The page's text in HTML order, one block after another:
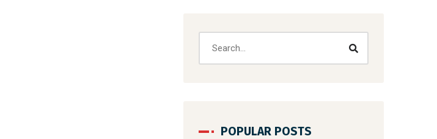
POPULAR POSTS